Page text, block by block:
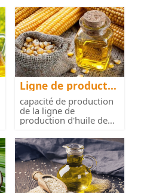
Ligne de productio
n d'huile de maïs
capacité de production
de la ligne de
production d'huile de